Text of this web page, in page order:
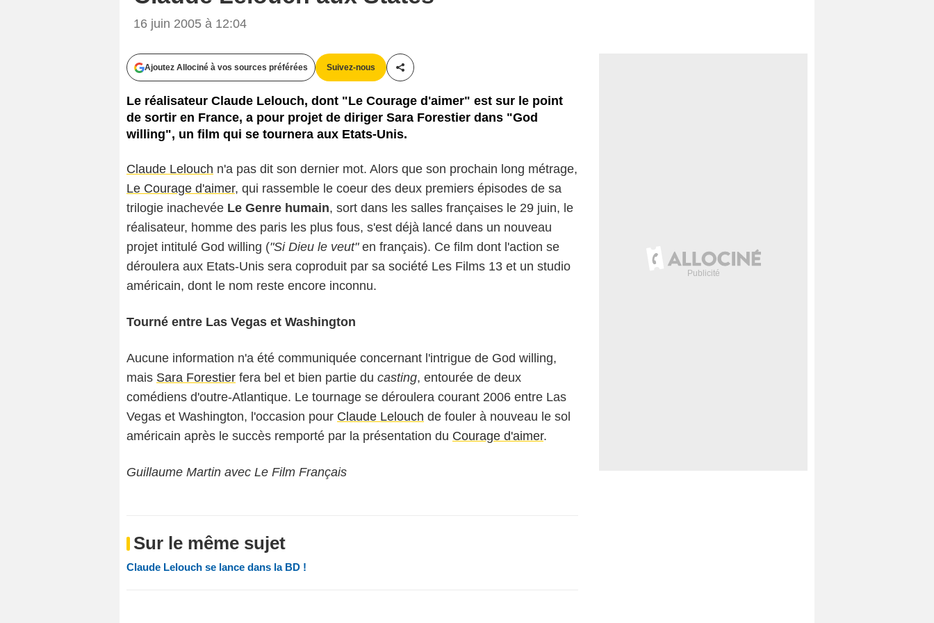
16 juin 2005 à 12:04
Ajoutez Allociné à vos sources préférées Suivez-nous
Partager cet article
Le réalisateur Claude Lelouch, dont "Le Courage d'aimer" est sur le point
de sortir en France, a pour projet de diriger Sara Forestier dans "God
willing", un film qui se tournera aux Etats-Unis.
Claude Lelouch n'a pas dit son dernier mot. Alors que son prochain long métrage,
Le Courage d'aimer, qui rassemble le coeur des deux premiers épisodes de sa
trilogie inachevée Le Genre humain, sort dans les salles françaises le 29 juin, le
réalisateur, homme des paris les plus fous, s'est déjà lancé dans un nouveau
projet intitulé God willing ("Si Dieu le veut"en français). Ce film dont l'action se
déroulera aux Etats-Unis sera coproduit par sa société Les Films 13 et un studio
américain, dont le nom reste encore inconnu.
Tourné entre Las Vegas et Washington
Aucune information n'a été communiquée concernant l'intrigue de God willing,
mais Sara Forestier fera bel et bien partie du casting, entourée de deux
comédiens d'outre-Atlantique. Le tournage se déroulera courant 2006 entre Las
Vegas et Washington, l'occasion pour Claude Lelouch de fouler à nouveau le sol
américain après le succès remporté par la présentation du Courage d'aimer.
Guillaume Martin avec Le Film Français
Sur le même sujet
Claude Lelouch se lance dans la BD !